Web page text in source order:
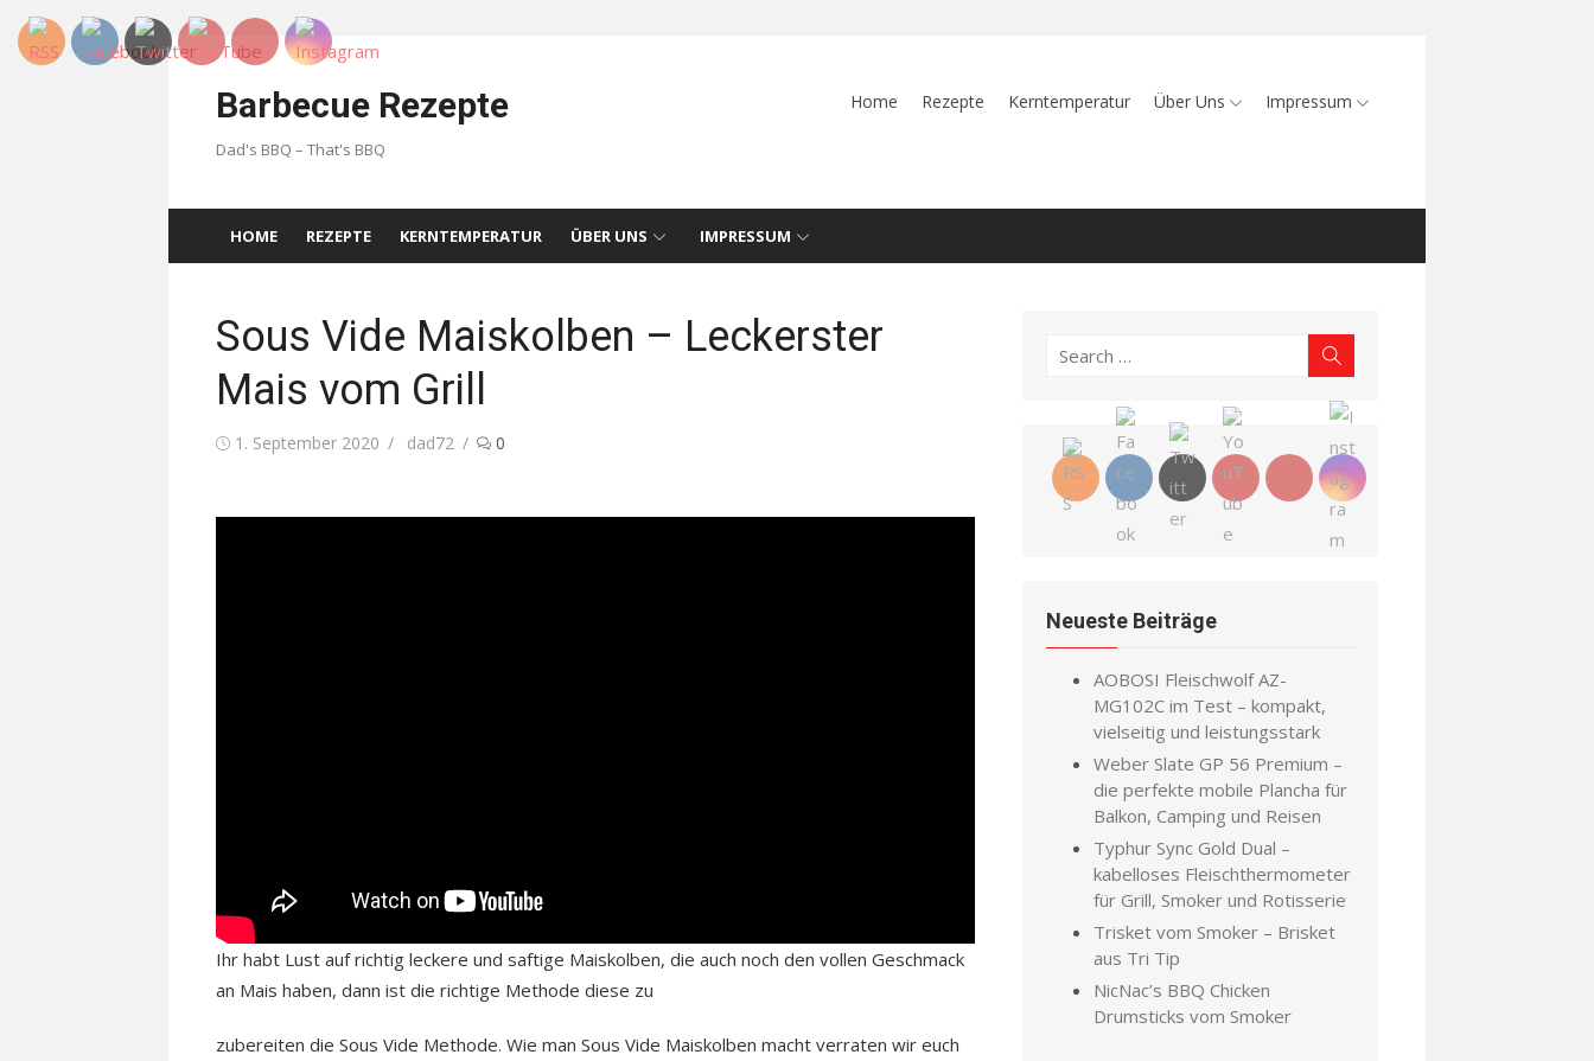
Skip
Barbecue Rezepte
Dad's BBQ – That's BBQ
Home Rezepte Kerntemperatur Über Uns Impressum
HOME REZEPTE KERNTEMPERATUR ÜBER UNS IMPRESSUM
Sous Vide Maiskolben – Leckerster
Mais vom Grill
Posted
1. September 2020 Author
dad72 0
Ihr habt Lust auf richtig leckere und saftige Maiskolben, die auch noch den vollen Geschmack
an Mais haben, dann ist die richtige Methode diese zu
zubereiten die Sous Vide Methode. Wie man Sous Vide Maiskolben macht verraten wir euch
Search
Neueste Beiträge
AOBOSI Fleischwolf AZ-
MG102C im Test – kompakt,
vielseitig und leistungsstark
Weber Slate GP 56 Premium –
die perfekte mobile Plancha für
Balkon, Camping und Reisen
Typhur Sync Gold Dual –
kabelloses Fleischthermometer
für Grill, Smoker und Rotisserie
Trisket vom Smoker – Brisket
aus Tri Tip
NicNac’s BBQ Chicken
Drumsticks vom Smoker